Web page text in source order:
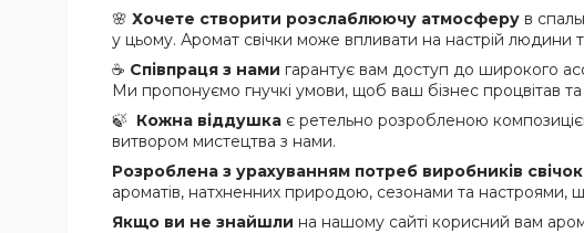
🌸 Хочете створити розслаблюючу атмосферу в
у цьому. Аромат свічки може впливати на настрій людини
☕ Співпраця з нами гарантує вам доступ до широкого
Ми пропонуємо гнучкі умови, щоб ваш бізнес процвітав та
🍃 Кожна віддушка є ретельно розробленою
витвором мистецтва з нами.
Розроблена з урахуванням потреб виробників
ароматів, натхненних природою, сезонами та настроями,
Якщо ви не знайшли на нашому сайті корисний вам